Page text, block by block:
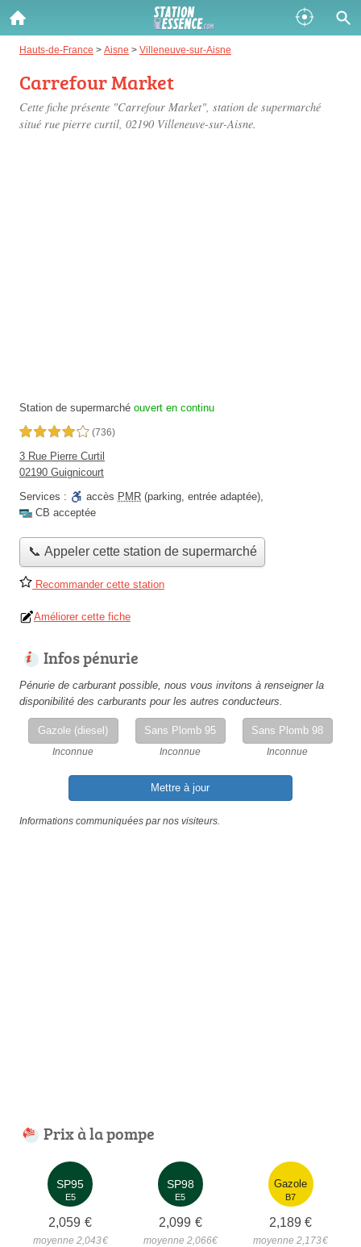
Hauts-de-France > Aisne > Villeneuve-sur-Aisne
Carrefour Market
Cette fiche présente "Carrefour Market", station de supermarché
situé rue pierre curtil, 02190 Villeneuve-sur-Aisne.
Station de supermarché ouvert en continu
4,0 étoiles sur 5 (736)
3 Rue Pierre Curtil
02190 Guignicourt
Services :
accès PMR (parking, entrée adaptée),
CB acceptée
📞 Appeler cette station de supermarché
Recommander cette station
Améliorer cette fiche
Infos pénurie
Pénurie de carburant possible, nous vous invitons à renseigner la
disponibilité des carburants pour les autres conducteurs.
Gazole (diesel)
Inconnue
Sans Plomb 95
Inconnue
Sans Plomb 98
Inconnue
Mettre à jour
Informations communiquées par nos visiteurs.
Prix à la pompe
SP95
E5
2,059 €
moyenne 2,043€
SP98
E5
2,099 €
moyenne 2,066€
Gazole
B7
2,189 €
moyenne 2,173€
Gazole :
Disponible
SP 98 :